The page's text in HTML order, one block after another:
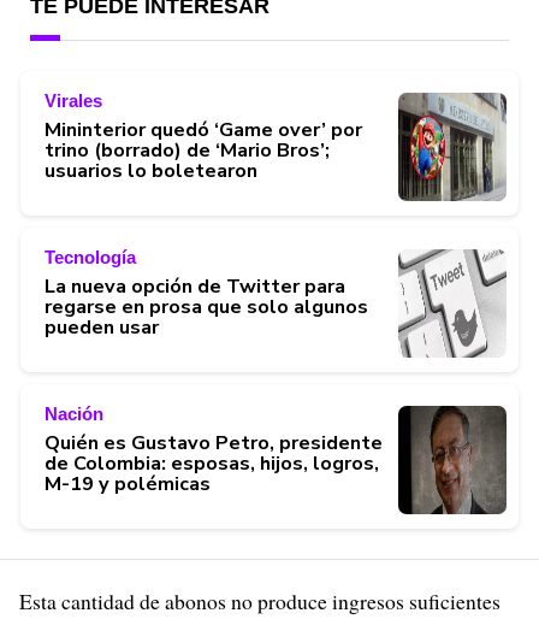
TE PUEDE INTERESAR
Virales
Mininterior quedó ‘Game over’ por
trino (borrado) de ‘Mario Bros’;
usuarios lo boletearon
Tecnología
La nueva opción de Twitter para
regarse en prosa que solo algunos
pueden usar
Nación
Quién es Gustavo Petro, presidente
de Colombia: esposas, hijos, logros,
M-19 y polémicas
Esta cantidad de abonos no produce ingresos suficientes